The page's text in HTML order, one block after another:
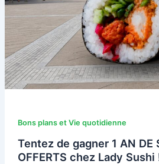
Bons plans et Vie quotidienne
Tentez de gagner 1 AN DE
OFFERTS chez Lady Sushi